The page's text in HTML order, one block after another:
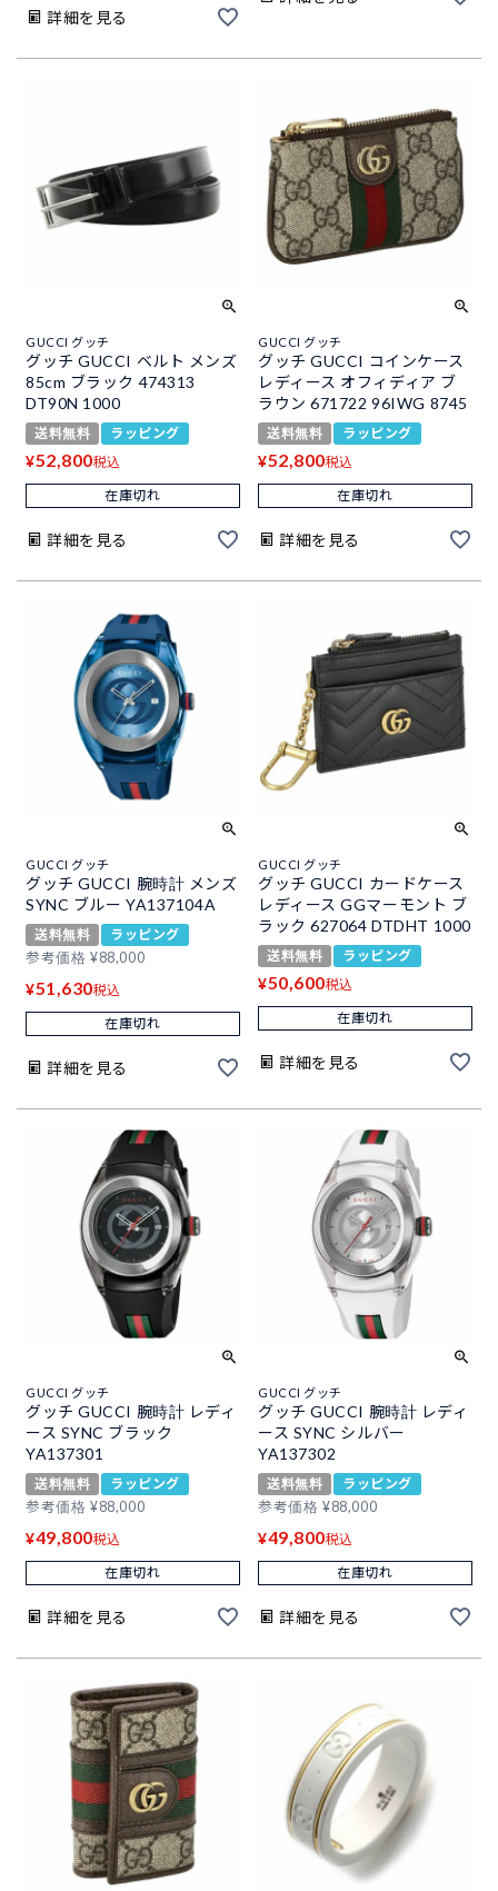
詳細を見る
GUCCI グッチ
グッチ GUCCI ベルト メンズ
85cm ブラック 474313
DT90N 1000
送料無料 ラッピング
¥52,800税込
在庫切れ
詳細を見る
GUCCI グッチ
グッチ GUCCI コインケース
レディース オフィディア ブ
ラウン 671722 96IWG 8745
送料無料 ラッピング
¥52,800税込
在庫切れ
詳細を見る
GUCCI グッチ
グッチ GUCCI 腕時計 メンズ
SYNC ブルー YA137104A
送料無料
ラッピング
参考価格 ¥88,000
¥51,630税込
在庫切れ
詳細を見る
GUCCI グッチ
グッチ GUCCI カードケース
レディース GGマーモント ブ
ラック 627064 DTDHT 1000
送料無料 ラッピング
¥50,600税込
在庫切れ
詳細を見る
GUCCI グッチ
グッチ GUCCI 腕時計 レディ
ース SYNC ブラック
YA137301
送料無料
ラッピング
参考価格 ¥88,000
¥49,800税込
在庫切れ
詳細を見る
GUCCI グッチ
グッチ GUCCI 腕時計 レディ
ース SYNC シルバー
YA137302
送料無料
ラッピング
参考価格 ¥88,000
¥49,800税込
在庫切れ
詳細を見る